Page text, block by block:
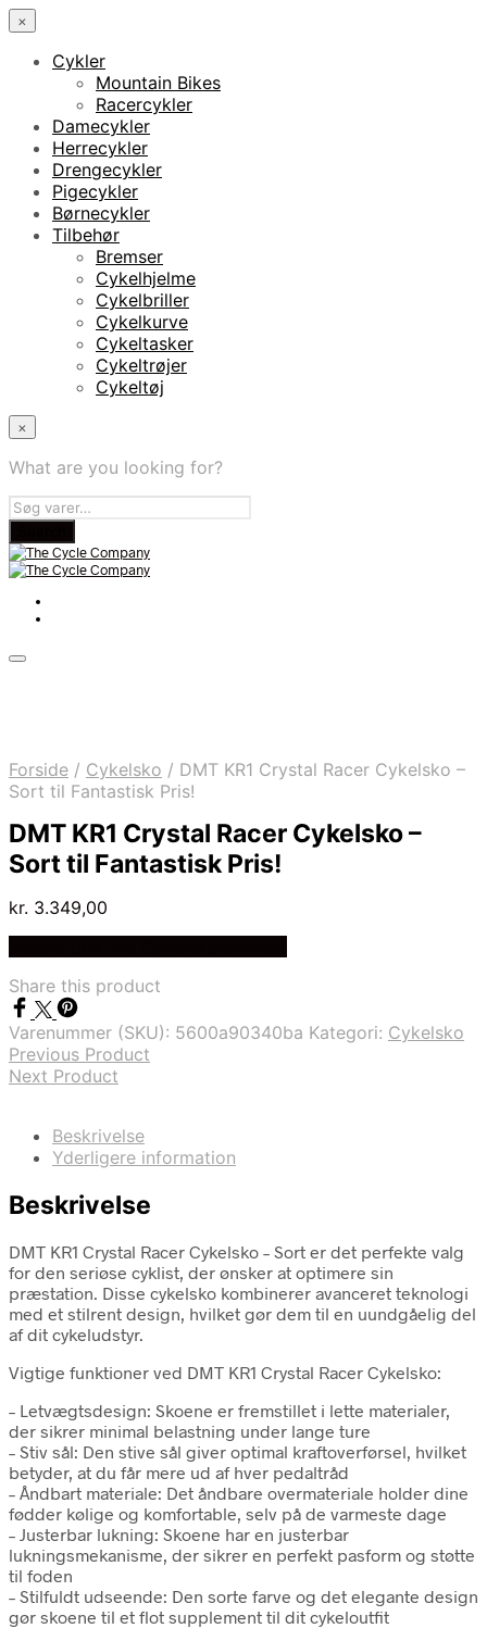
×
Cykler
Mountain Bikes
Racercykler
Damecykler
Herrecykler
Drengecykler
Pigecykler
Børnecykler
Tilbehør
Bremser
Cykelhjelme
Cykelbriller
Cykelkurve
Cykeltasker
Cykeltrøjer
Cykeltøj
×
What are you looking for?
Forside / Cykelsko / DMT KR1 Crystal Racer Cykelsko –
Sort til Fantastisk Pris!
DMT KR1 Crystal Racer Cykelsko –
Sort til Fantastisk Pris!
kr. 3.349,00
Share this product
Varenummer (SKU): 5600a90340ba Kategori: Cykelsko
Previous Product
Next Product
Beskrivelse
Yderligere information
Beskrivelse
DMT KR1 Crystal Racer Cykelsko – Sort er det perfekte valg
for den seriøse cyklist, der ønsker at optimere sin
præstation. Disse cykelsko kombinerer avanceret teknologi
med et stilrent design, hvilket gør dem til en uundgåelig del
af dit cykeludstyr.
Vigtige funktioner ved DMT KR1 Crystal Racer Cykelsko:
– Letvægtsdesign: Skoene er fremstillet i lette materialer,
der sikrer minimal belastning under lange ture
– Stiv sål: Den stive sål giver optimal kraftoverførsel, hvilket
betyder, at du får mere ud af hver pedaltråd
– Åndbart materiale: Det åndbare overmateriale holder dine
fødder kølige og komfortable, selv på de varmeste dage
– Justerbar lukning: Skoene har en justerbar
lukningsmekanisme, der sikrer en perfekt pasform og støtte
til foden
– Stilfuldt udseende: Den sorte farve og det elegante design
gør skoene til et flot supplement til dit cykeloutfit